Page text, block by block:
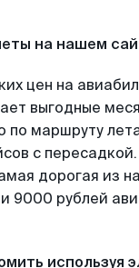
на нашем
цен на
выгодные
по маршруту
с
дорогая из
9000 рублей
используя